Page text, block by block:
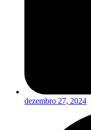
dezembro 27, 2024